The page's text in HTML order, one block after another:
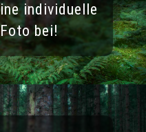
individuelle
bei!